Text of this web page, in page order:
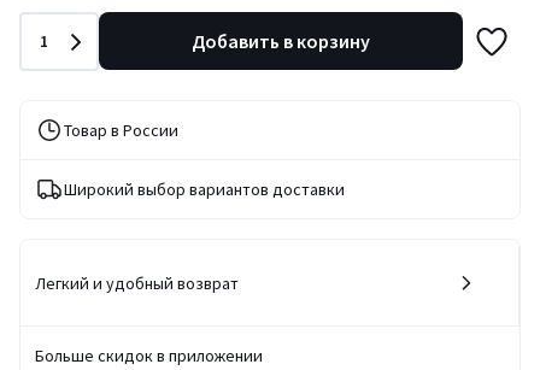
Количество
1 Добавить в корзину
Товар в России
Широкий выбор вариантов доставки
Легкий и удобный возврат
Больше скидок в приложении